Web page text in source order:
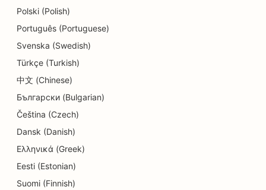
SEO za trgovine s torticami
SEO za storitve izobraževanja in otroškega
varstva
SEO za električarje
SEO za kemične čistilnice
SEO za trgovine z elektroniko
SEO za inženirska podjetja
Polski (Polish)
Português (Portuguese)
Svenska (Swedish)
Türkçe (Turkish)
中文 (Chinese)
Български (Bulgarian)
Čeština (Czech)
Dansk (Danish)
Ελληνικά (Greek)
Eesti (Estonian)
Suomi (Finnish)